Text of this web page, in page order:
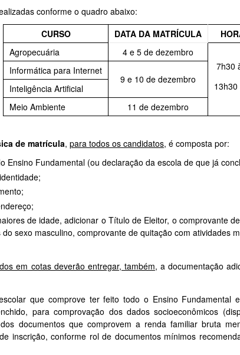
conforme o quadro abaixo:
CURSO
DATA DA MATRÍCULA
Agropecuária
4 e 5 de dezembro
7h30
13h30
Informática para Internet
9 e 10 de dezembro
Inteligência Artificial
Meio Ambiente
11 de dezembro
de matrícula, para todos os candidatos, é composta por:
Ensino Fundamental (ou declaração da escola de que já
de idade, adicionar o Título de Eleitor, o comprovante
sexo masculino, comprovante de quitação com atividades
em cotas deverão entregar, também, a documentação
que comprove ter feito todo o Ensino Fundamental
para comprovação dos dados socioeconômicos
documentos que comprovem a renda familiar bruta
inscrição, conforme rol de documentos mínimos